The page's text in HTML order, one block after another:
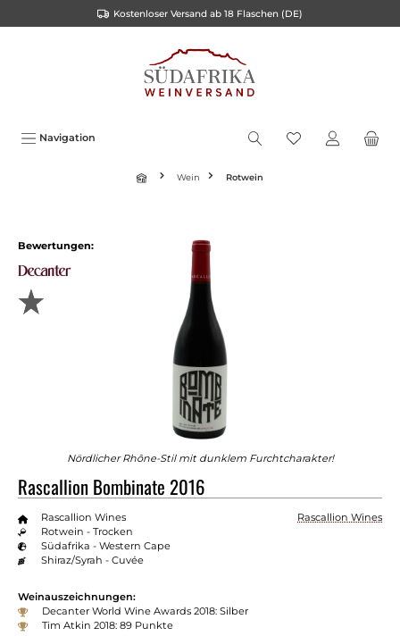
Kostenloser Versand ab 18 Flaschen (DE)
Navigation
Wein Rotwein
Bewertungen:
Nördlicher Rhône-Stil mit dunklem Furchtcharakter!
Rascallion Bombinate 2016
Rascallion Wines
Rascallion Wines
Rotwein - Trocken
Südafrika - Western Cape
Shiraz/Syrah - Cuvée
Weinauszeichnungen:
Decanter World Wine Awards 2018: Silber
Tim Atkin 2018: 89 Punkte